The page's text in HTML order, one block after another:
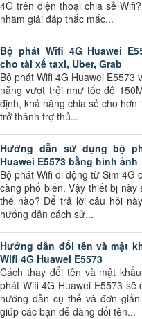
4G trên điện thoại chia sẻ
nhằm giải đáp thắc mắc...
Bộ phát Wifi 4G Huawei
cho tài xế taxi, Uber, Grab
Bộ phát Wifi 4G Huawei E5573
năng vượt trội như tốc độ
định, khả năng chia sẻ cho hơn
trở thành trợ thủ...
Hướng dẫn sử dụng bộ
Huawei E5573 bằng hình ảnh
Bộ phát Wifi di động từ Sim 4G
càng phổ biến. Vậy thiết bị này
thế nào? Để trả lời câu hỏi
hướng dẫn cách sử...
Hướng dẫn đổi tên và mật
Wifi 4G Huawei E5573
Cách thay đổi tên và mật
phát Wifi 4G Huawei E5573 sẽ
hướng dẫn cụ thể và đơn
giúp các bạn dễ dàng đổi tên...